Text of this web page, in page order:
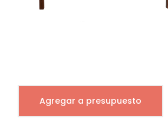
Agregar a presupuesto